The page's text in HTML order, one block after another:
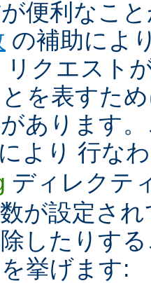
便利なこ
の補助によ
クエスト
を表すた
あります
により 行な
ディレクテ
が設定さ
したりす
挙げます: